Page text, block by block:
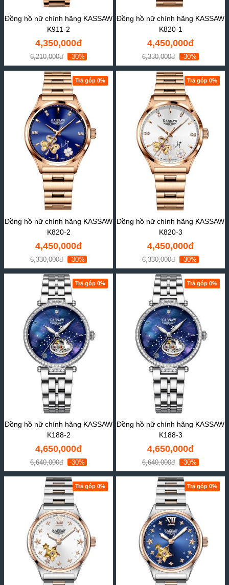
Đồng hồ nữ chính hãng KASSAW
K911-2
4,350,000đ
6,210,000đ -30%
Đồng hồ nữ chính hãng KASSAW
K820-1
4,450,000đ
6,330,000đ -30%
Trả góp 0%
Đồng hồ nữ chính hãng KASSAW
K820-2
4,450,000đ
6,330,000đ -30%
Trả góp 0%
Đồng hồ nữ chính hãng KASSAW
K820-3
4,450,000đ
6,330,000đ -30%
Trả góp 0%
Đồng hồ nữ chính hãng KASSAW
K188-2
4,650,000đ
6,640,000đ -30%
Trả góp 0%
Đồng hồ nữ chính hãng KASSAW
K188-3
4,650,000đ
6,640,000đ -30%
Trả góp 0% Trả góp 0%